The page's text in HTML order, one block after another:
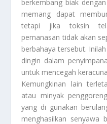
berkembang biak
memang dapat
tetapi jika toksin
pemanasan tidak akan
berbahaya tersebut.
dingin dalam
untuk mencegah
Kemungkinan lain
atau minyak
yang di gunakan
menghasilkan senyawa